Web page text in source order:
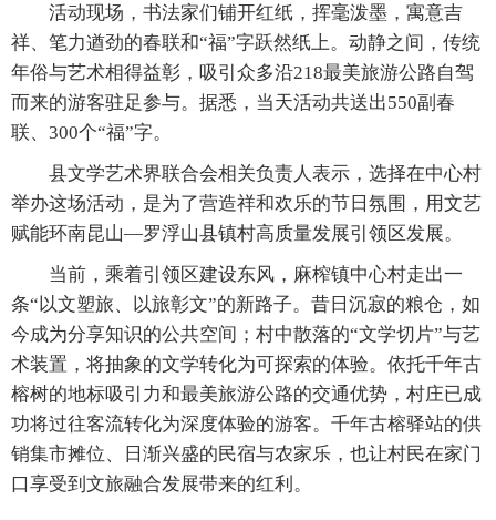
活动现场，书法家们铺开红纸，挥毫泼墨，寓意吉
祥、笔力遒劲的春联和“福”字跃然纸上。动静之间，传统
年俗与艺术相得益彰，吸引众多沿218最美旅游公路自驾
而来的游客驻足参与。据悉，当天活动共送出550副春
联、300个“福”字。
县文学艺术界联合会相关负责人表示，选择在中心村
举办这场活动，是为了营造祥和欢乐的节日氛围，用文艺
赋能环南昆山—罗浮山县镇村高质量发展引领区发展。
当前，乘着引领区建设东风，麻榨镇中心村走出一
条“以文塑旅、以旅彰文”的新路子。昔日沉寂的粮仓，如
今成为分享知识的公共空间；村中散落的“文学切片”与艺
术装置，将抽象的文学转化为可探索的体验。依托千年古
榕树的地标吸引力和最美旅游公路的交通优势，村庄已成
功将过往客流转化为深度体验的游客。千年古榕驿站的供
销集市摊位、日渐兴盛的民宿与农家乐，也让村民在家门
口享受到文旅融合发展带来的红利。